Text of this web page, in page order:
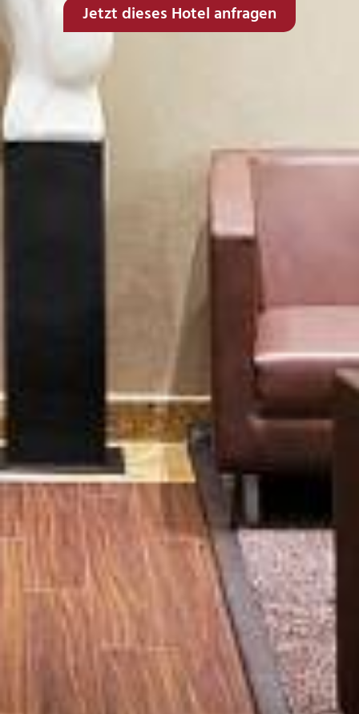
Jetzt dieses Hotel anfragen